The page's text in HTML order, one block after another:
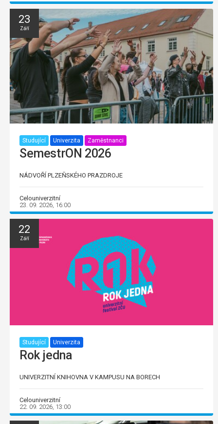
23
Září
Studující Univerzita Zaměstnanci
SemestrON 2026
NÁDVOŘÍ PLZEŇSKÉHO PRAZDROJE
Celouniverzitní
23. 09. 2026, 16:00
22
Září
Studující Univerzita
Rok jedna
UNIVERZITNÍ KNIHOVNA V KAMPUSU NA BORECH
Celouniverzitní
22. 09. 2026, 13:00